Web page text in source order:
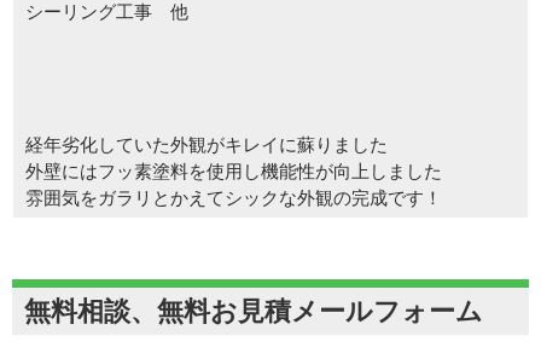
シーリング工事 他
経年劣化していた外観がキレイに蘇りました
外壁にはフッ素塗料を使用し機能性が向上しました
雰囲気をガラリとかえてシックな外観の完成です！
無料相談、無料お見積メールフォーム